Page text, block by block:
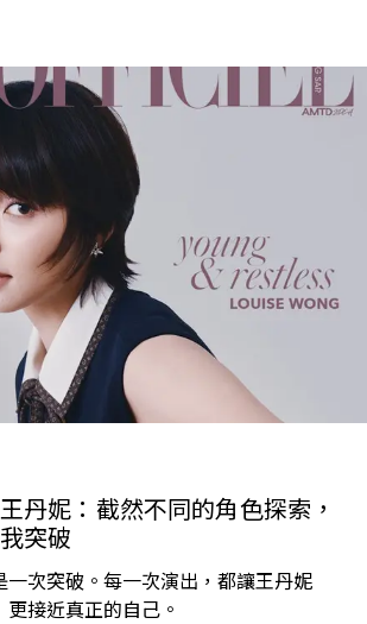
丹妮：截然不同的角色探索，
突破
一次突破。每一次演出，都讓王丹妮
更接近真正的自己。